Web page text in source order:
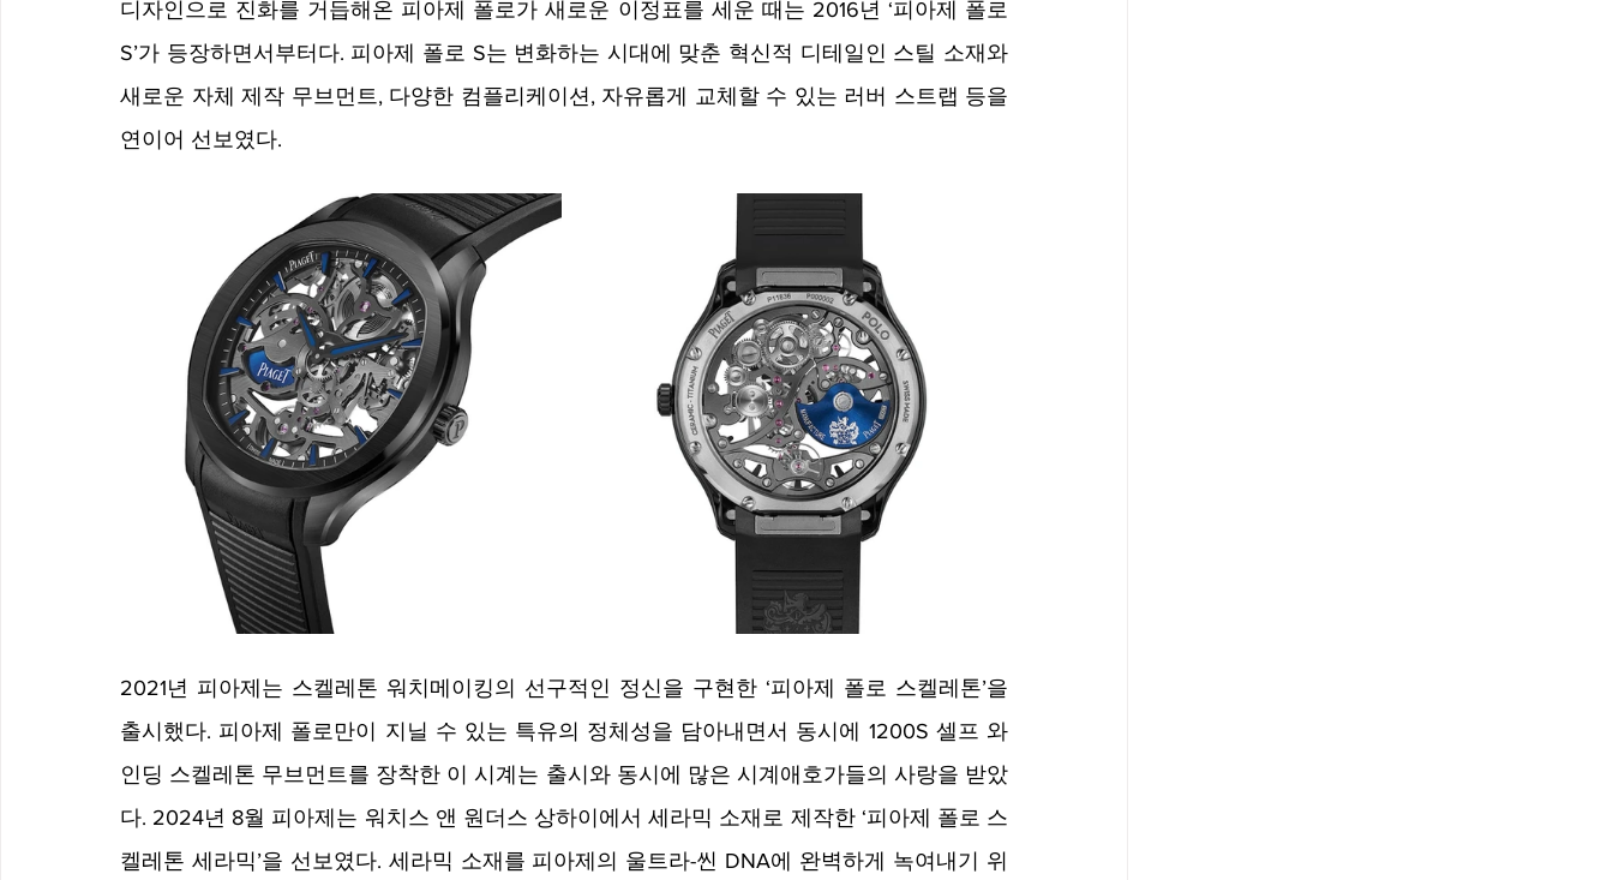
디자인으로 진화를 거듭해온 피아제 폴로가 새로운 이정표를 세운 때는 2016년 ‘피아제 폴로
S’가 등장하면서부터다. 피아제 폴로 S는 변화하는 시대에 맞춘 혁신적 디테일인 스틸 소재와
새로운 자체 제작 무브먼트, 다양한 컴플리케이션, 자유롭게 교체할 수 있는 러버 스트랩 등을
연이어 선보였다.
2021년 피아제는 스켈레톤 워치메이킹의 선구적인 정신을 구현한 ‘피아제 폴로 스켈레톤’을
출시했다. 피아제 폴로만이 지닐 수 있는 특유의 정체성을 담아내면서 동시에 1200S 셀프 와
인딩 스켈레톤 무브먼트를 장착한 이 시계는 출시와 동시에 많은 시계애호가들의 사랑을 받았
다. 2024년 8월 피아제는 워치스 앤 원더스 상하이에서 세라믹 소재로 제작한 ‘피아제 폴로 스
켈레톤 세라믹’을 선보였다. 세라믹 소재를 피아제의 울트라-씬 DNA에 완벽하게 녹여내기 위